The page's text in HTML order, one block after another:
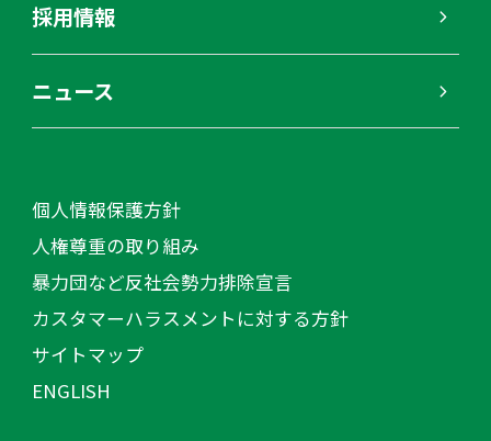
採用情報
ニュース
個人情報保護方針
人権尊重の取り組み
暴力団など反社会勢力排除宣言
カスタマーハラスメントに対する方針
サイトマップ
ENGLISH